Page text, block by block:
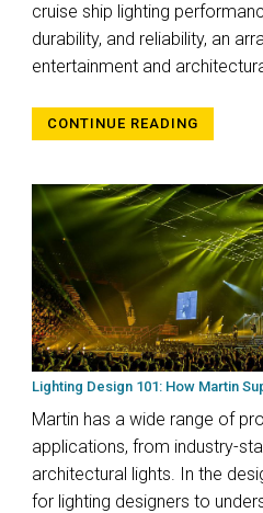
cruise ship lighting
durability, and reliability, an
entertainment and
CONTINUE READING
Lighting Design 101: How Martin
Martin has a wide range of
applications, from industry-
architectural lights. In the
for lighting designers to